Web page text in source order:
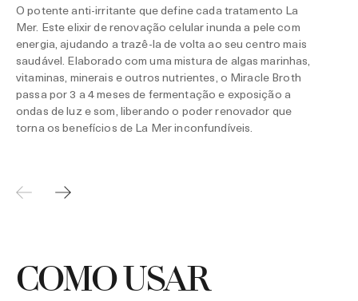
O potente anti-irritante que define cada tratamento La
Mer. Este elixir de renovação celular inunda a pele com
energia, ajudando a trazê-la de volta ao seu centro mais
saudável. Elaborado com uma mistura de algas marinhas,
vitaminas, minerais e outros nutrientes, o Miracle Broth
passa por 3 a 4 meses de fermentação e exposição a
ondas de luz e som, liberando o poder renovador que
torna os benefícios de La Mer inconfundíveis.
COMO USAR